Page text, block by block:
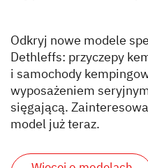
Odkryj nowe modele
Dethleffs: przyczepy
i samochody
wyposażeniem
sięgającą.
model już teraz.